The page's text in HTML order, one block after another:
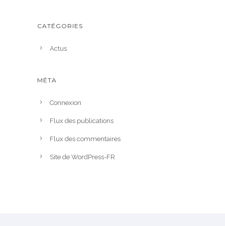
CATÉGORIES
Actus
MÉTA
Connexion
Flux des publications
Flux des commentaires
Site de WordPress-FR